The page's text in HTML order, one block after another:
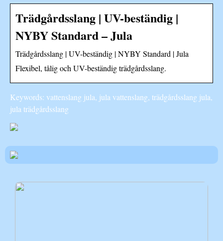
Trädgårdsslang | UV-beständig |
NYBY Standard – Jula
Trädgårdsslang | UV-beständig | NYBY Standard | Jula
Flexibel, tålig och UV-beständig trädgårdsslang.
Keywords: vattenslang jula, jula vattenslang, trädgårdsslang jula,
jula trädgårdsslang